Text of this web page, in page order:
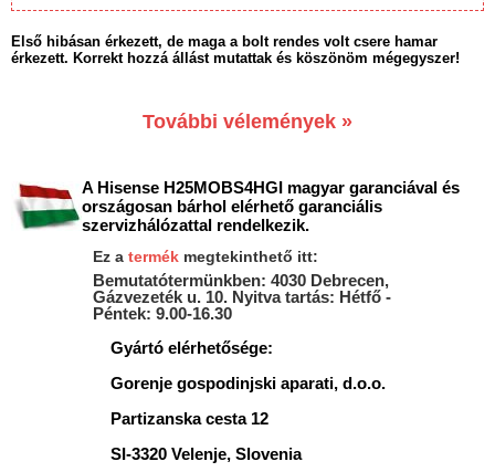
Első hibásan érkezett, de maga a bolt rendes volt csere hamar
érkezett. Korrekt hozzá állást mutattak és köszönöm mégegyszer!
További vélemények »
A Hisense H25MOBS4HGI magyar garanciával és
országosan bárhol elérhető garanciális
szervizhálózattal rendelkezik.
Ez a termék megtekinthető itt:
Bemutatótermünkben: 4030 Debrecen,
Gázvezeték u. 10. Nyitva tartás: Hétfő -
Péntek: 9.00-16.30
Gyártó elérhetősége:
Gorenje gospodinjski aparati, d.o.o.
Partizanska cesta 12
SI-3320 Velenje, Slovenia